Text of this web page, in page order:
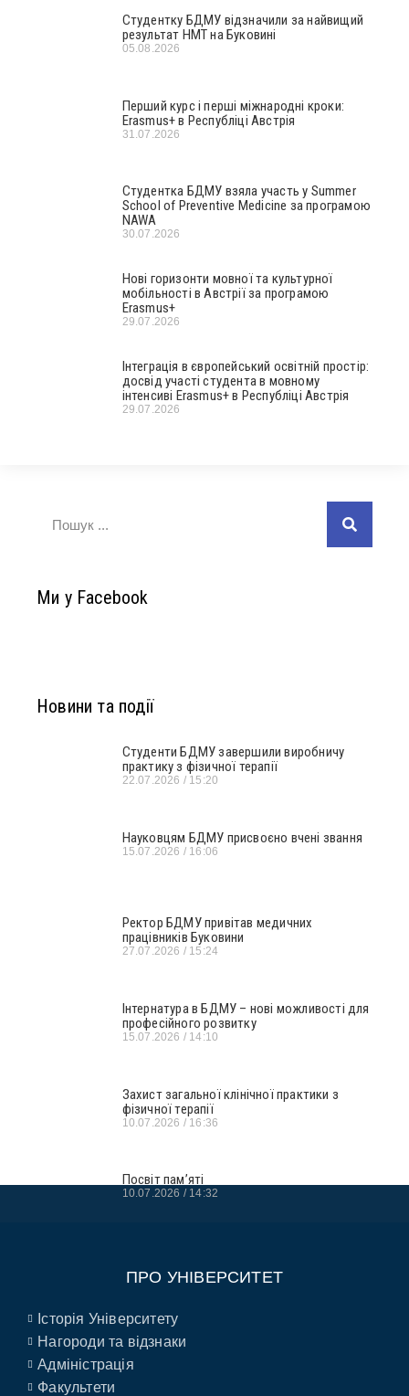
Студентку БДМУ відзначили за найвищий
результат НМТ на Буковині
05.08.2026
Перший курс і перші міжнародні кроки:
Erasmus+ в Республіці Австрія
31.07.2026
Студентка БДМУ взяла участь у Summer
School of Preventive Medicine за програмою
NAWA
30.07.2026
Нові горизонти мовної та культурної
мобільності в Австрії за програмою
Erasmus+
29.07.2026
Інтеграція в європейський освітній простір:
досвід участі студента в мовному
інтенсиві Erasmus+ в Республіці Австрія
29.07.2026
Ми у Facebook
Новини та події
Студенти БДМУ завершили виробничу
практику з фізичної терапії
22.07.2026 15:20
Науковцям БДМУ присвоєно вчені звання
15.07.2026 16:06
Ректор БДМУ привітав медичних
працівників Буковини
27.07.2026 15:24
Інтернатура в БДМУ – нові можливості для
професійного розвитку
15.07.2026 14:10
Захист загальної клінічної практики з
фізичної терапії
10.07.2026 16:36
Посвіт пам’яті
10.07.2026 14:32
ПРО УНІВЕРСИТЕТ
Історія Університету
Нагороди та відзнаки
Адміністрація
Факультети